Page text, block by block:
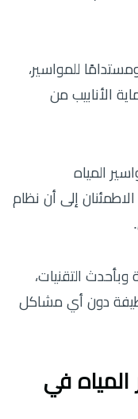
للمواسير،
الأنابيب من
المياه
إلى أن نظام
التقنيات،
دون أي مشاكل
في